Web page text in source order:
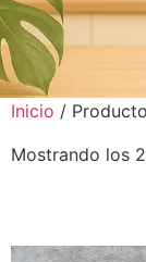
Inicio /
Mostrando los